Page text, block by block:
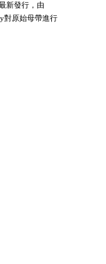
新發行，由
對原始母帶進行